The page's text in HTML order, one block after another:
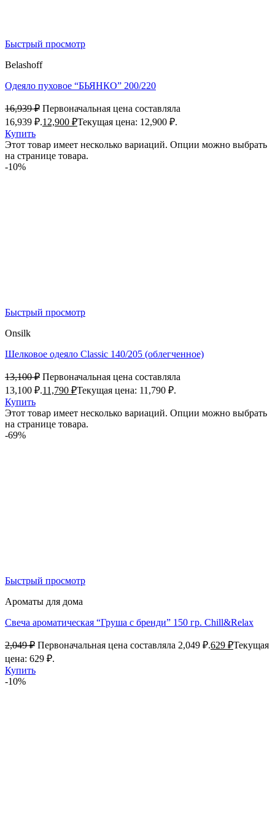
Быстрый просмотр
Belashoff
Одеяло пуховое “БЬЯНКО” 200/220
16,939₽ Первоначальная цена составляла
16,939 ₽.12,900 ₽Текущая цена: 12,900 ₽.
Купить
Этот товар имеет несколько вариаций. Опции можно выбрать
на странице товара.
-10%
Быстрый просмотр
Onsilk
Шелковое одеяло Classic 140/205 (облегченное)
13,100₽ Первоначальная цена составляла
13,100 ₽.11,790 ₽Текущая цена: 11,790 ₽.
Купить
Этот товар имеет несколько вариаций. Опции можно выбрать
на странице товара.
-69%
Быстрый просмотр
Ароматы для дома
Свеча ароматическая “Груша с бренди” 150 гр. Chill&Relax
2,049₽ Первоначальная цена составляла 2,049 ₽.629 ₽Текущая
цена: 629 ₽.
Купить
-10%